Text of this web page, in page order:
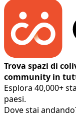
Trova spazi di
community in
Esplora 40,000+
paesi.
Dove stai